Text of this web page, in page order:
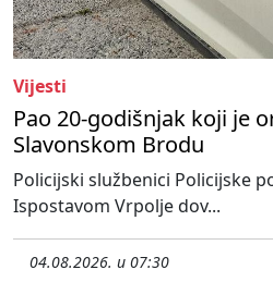
Vijesti
Pao 20-godišnjak koji je
Slavonskom Brodu
Policijski službenici Policijske
Ispostavom Vrpolje dov...
04.08.2026. u 07:30